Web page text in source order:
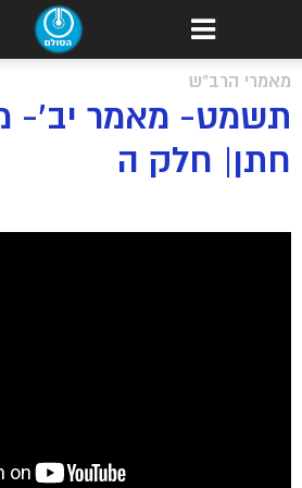
מאמרי הרב"ש
תשמט- מאמר יב’-
חתן| חלק ה